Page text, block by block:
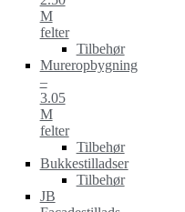
M
felter
Tilbehør
Mureropbygning
–
3.05
M
felter
Tilbehør
Bukkestilladser
Tilbehør
JB